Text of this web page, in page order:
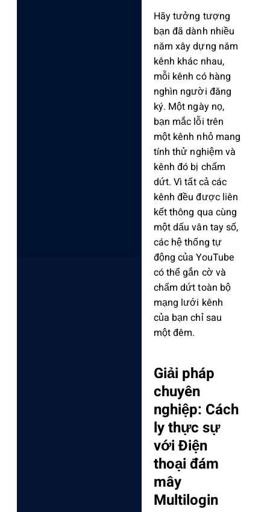
Hãy tưởng tượng
bạn đã dành nhiều
năm xây dựng năm
kênh khác nhau,
mỗi kênh có hàng
nghìn người đăng
ký. Một ngày nọ,
bạn mắc lỗi trên
một kênh nhỏ mang
tính thử nghiệm và
kênh đó bị chấm
dứt. Vì tất cả các
kênh đều được liên
kết thông qua cùng
một dấu vân tay số,
các hệ thống tự
động của YouTube
có thể gắn cờ và
chấm dứt toàn bộ
mạng lưới kênh
của bạn chỉ sau
một đêm.
Giải pháp
chuyên
nghiệp: Cách
ly thực sự
với Điện
thoại đám
mây
Multilogin